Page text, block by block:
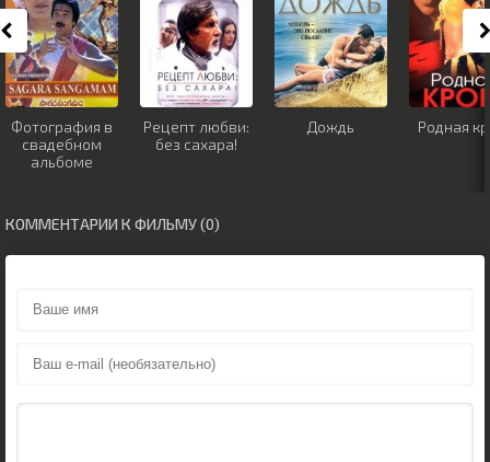
Фотография в
свадебном
альбоме
Рецепт любви:
без сахара!
Дождь Родная
КОММЕНТАРИИ К ФИЛЬМУ (0)